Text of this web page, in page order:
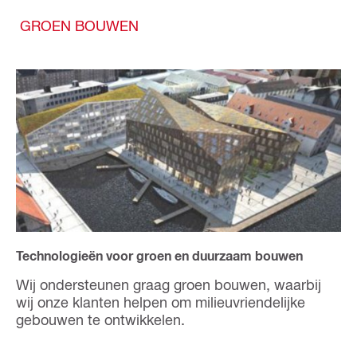
GROEN BOUWEN
Technologieën voor groen en duurzaam bouwen
Wij ondersteunen graag groen bouwen, waarbij
wij onze klanten helpen om milieuvriendelijke
gebouwen te ontwikkelen.